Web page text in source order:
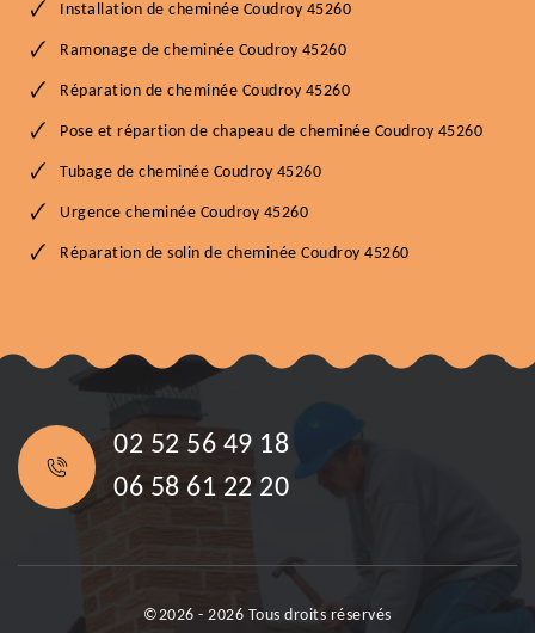
Installation de cheminée Coudroy 45260
Ramonage de cheminée Coudroy 45260
Réparation de cheminée Coudroy 45260
Pose et répartion de chapeau de cheminée Coudroy 45260
Tubage de cheminée Coudroy 45260
Urgence cheminée Coudroy 45260
Réparation de solin de cheminée Coudroy 45260
02 52 56 49 18
06 58 61 22 20
©2026 - 2026 Tous droits réservés